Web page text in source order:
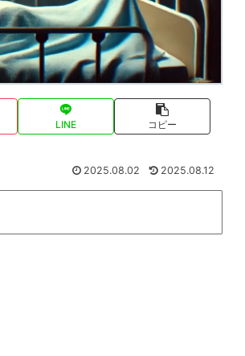
LINE コピー
2025.08.02 2025.08.12